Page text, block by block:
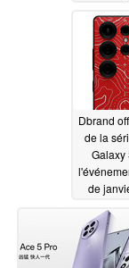
Dbrand
de la
Galaxy
de